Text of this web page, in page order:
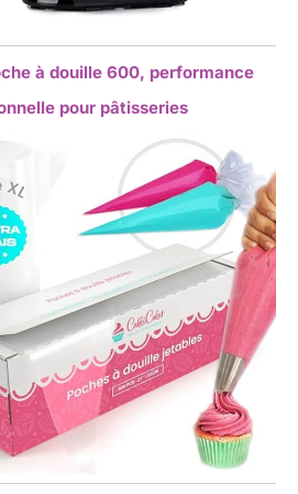
à douille 600, performance
pour pâtisseries